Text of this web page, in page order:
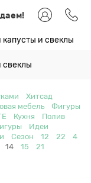
и свеклы
свеклы
Хитсад
мебель
Фигуры
Кухня
Полив
Идеи
Сезон 12 22
4
14 15 21